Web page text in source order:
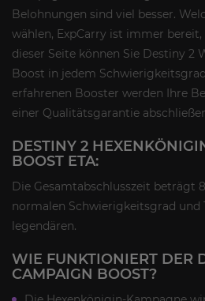
Belohnungen sind viel besser.
wählen, ExpCarry ist immer bereit,
dieser Seite können Sie Destiny 2
Boost in jedem
erfahrenen Booster werden Ihre
einer Qualitätsgarantie
DESTINY 2
BOOST ETA:
Die Gesamtabschlusszeit beträgt
normalen Schwierigkeitsgrad und
legendären.
WIE FUNKTIONIERT DER
CAMPAIGN BOOST?